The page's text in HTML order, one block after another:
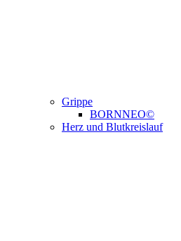
Grippe
BORNNEO©
Herz und Blutkreislauf